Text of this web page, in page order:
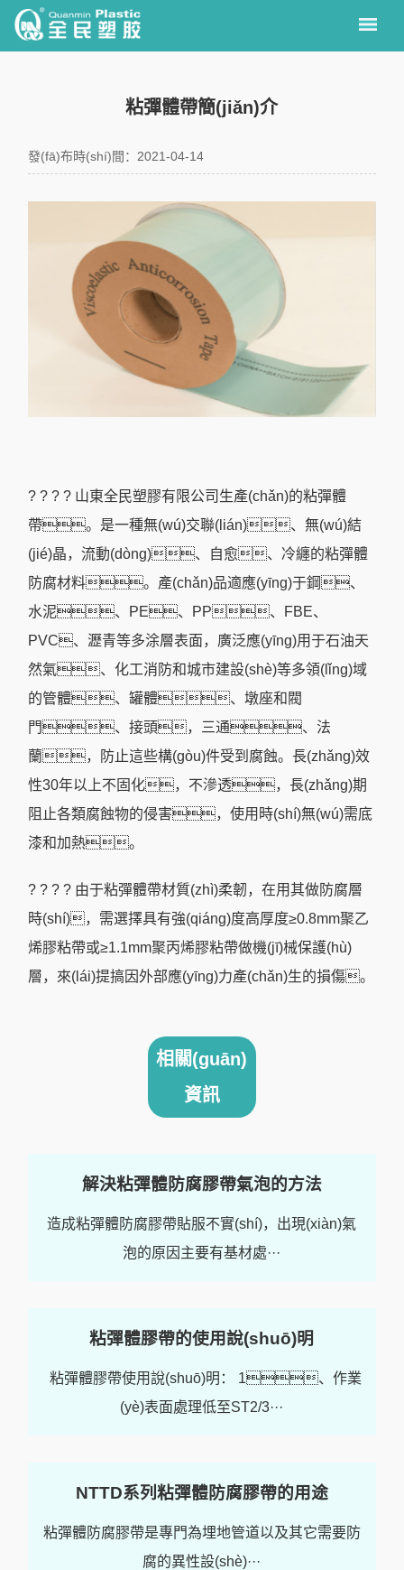
粘彈體帶簡(jiǎn)介
發(fā)布時(shí)間：2021-04-14
? ? ? ? 山東全民塑膠有限公司生產(chǎn)的粘彈體
帶。是一種無(wú)交聯(lián)、無(wú)結
(jié)晶，流動(dòng)、自愈、冷纏的粘彈體
防腐材料。產(chǎn)品適應(yīng)于鋼、
水泥、PE、PP、FBE、
PVC、瀝青等多涂層表面，廣泛應(yīng)用于石油天
然氣、化工消防和城市建設(shè)等多領(lǐng)域
的管體、罐體、墩座和閥
門、接頭，三通、法
蘭，防止這些構(gòu)件受到腐蝕。長(zhǎng)效
性30年以上不固化，不滲透，長(zhǎng)期
阻止各類腐蝕物的侵害，使用時(shí)無(wú)需底
漆和加熱。
? ? ? ? 由于粘彈體帶材質(zhì)柔韌，在用其做防腐層
時(shí)，需選擇具有強(qiáng)度高厚度≥0.8mm聚乙
烯膠粘帶或≥1.1mm聚丙烯膠粘帶做機(jī)械保護(hù)
層，來(lái)提搞因外部應(yīng)力產(chǎn)生的損傷。
相關(guān)
資訊
解決粘彈體防腐膠帶氣泡的方法
造成粘彈體防腐膠帶貼服不實(shí)，出現(xiàn)氣
泡的原因主要有基材處···
粘彈體膠帶的使用說(shuō)明
粘彈體膠帶使用說(shuō)明： 1、作業
(yè)表面處理低至ST2/3···
NTTD系列粘彈體防腐膠帶的用途
粘彈體防腐膠帶是專門為埋地管道以及其它需要防
腐的異性設(shè)···